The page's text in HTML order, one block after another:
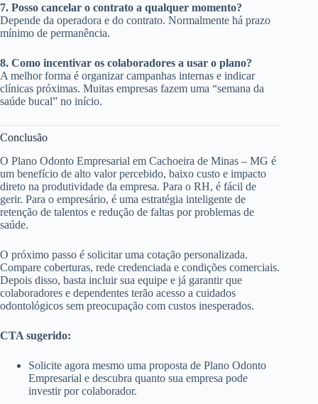
7. Posso cancelar o contrato a qualquer momento?
Depende da operadora e do contrato. Normalmente há prazo
mínimo de permanência.
8. Como incentivar os colaboradores a usar o plano?
A melhor forma é organizar campanhas internas e indicar
clínicas próximas. Muitas empresas fazem uma “semana da
saúde bucal” no início.
Conclusão
O Plano Odonto Empresarial em Cachoeira de Minas – MG é
um benefício de alto valor percebido, baixo custo e impacto
direto na produtividade da empresa. Para o RH, é fácil de
gerir. Para o empresário, é uma estratégia inteligente de
retenção de talentos e redução de faltas por problemas de
saúde.
O próximo passo é solicitar uma cotação personalizada.
Compare coberturas, rede credenciada e condições comerciais.
Depois disso, basta incluir sua equipe e já garantir que
colaboradores e dependentes terão acesso a cuidados
odontológicos sem preocupação com custos inesperados.
CTA sugerido:
Solicite agora mesmo uma proposta de Plano Odonto
Empresarial e descubra quanto sua empresa pode
investir por colaborador.